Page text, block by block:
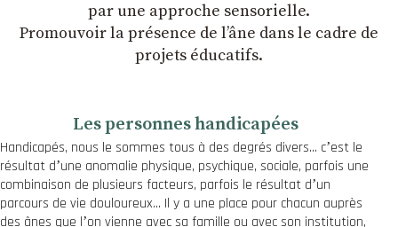
par une approche sensorielle.
Promouvoir la présence de lʼâne dans le cadre de
projets éducatifs.
Les personnes handicapées
Handicapés, nous le sommes tous à des degrés divers… cʼest le
résultat dʼune anomalie physique, psychique, sociale, parfois une
combinaison de plusieurs facteurs, parfois le résultat dʼun
parcours de vie douloureux… Il y a une place pour chacun auprès
des ânes que lʼon vienne avec sa famille ou avec son institution,